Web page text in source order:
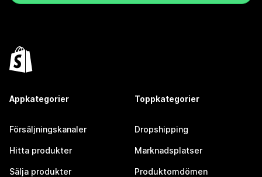
Appkategorier
Försäljningskanaler
Hitta produkter
Sälja produkter
Toppkategorier
Dropshipping
Marknadsplatser
Produktomdömen